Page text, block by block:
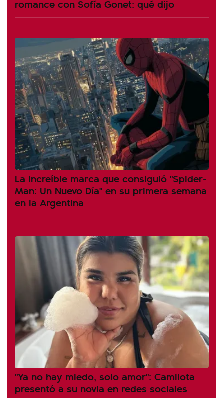
romance con Sofía Gonet: qué dijo
La increíble marca que consiguió "Spider-
Man: Un Nuevo Día" en su primera semana
en la Argentina
"Ya no hay miedo, solo amor": Camilota
presentó a su novia en redes sociales